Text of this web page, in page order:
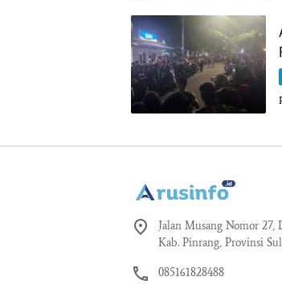
Jalan Musang Nomor 27,
Kab. Pinrang, Provinsi
085161828488